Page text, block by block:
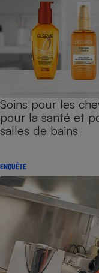
Soins pour les
pour la santé et
salles de bains
ENQUÊTE